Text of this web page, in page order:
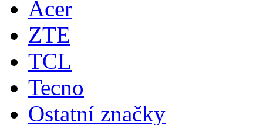
Acer
ZTE
TCL
Tecno
Ostatní značky